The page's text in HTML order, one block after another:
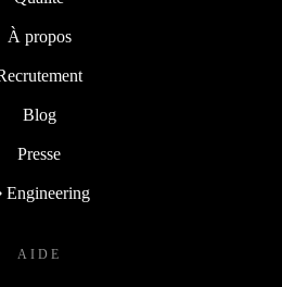
À propos
Blog
Presse
AIDE